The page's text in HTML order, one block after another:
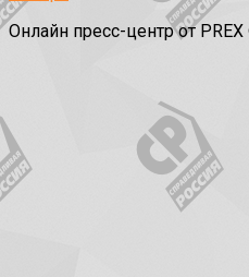
Онлайн пресс-центр от